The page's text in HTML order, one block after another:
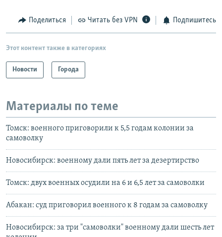
Поделиться Читать без VPN Подпишитесь
Этот контент также в категориях
Новости Города
Материалы по теме
Томск: военного приговорили к 5,5 годам колонии за
самоволку
Новосибирск: военному дали пять лет за дезертирство
Томск: двух военных осудили на 6 и 6,5 лет за самоволки
Абакан: суд приговорил военного к 8 годам за самоволку
Новосибирск: за три "самоволки" военному дали шесть лет